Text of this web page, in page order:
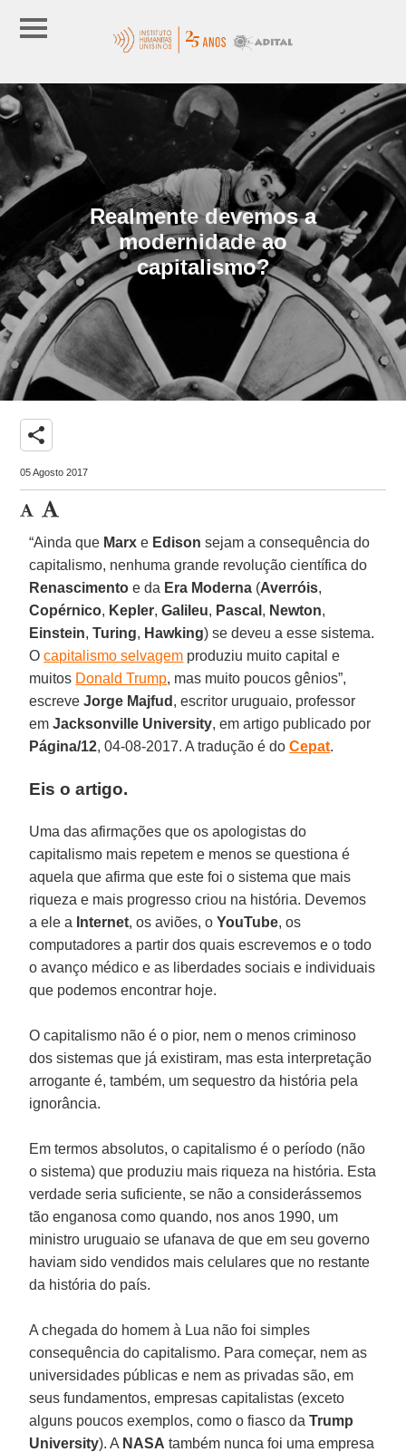
Realmente devemos a
modernidade ao
capitalismo?
share
05 Agosto 2017
“Ainda que Marx e Edison sejam a consequência do
capitalismo, nenhuma grande revolução científica do
Renascimento e da Era Moderna (Averróis,
Copérnico, Kepler,Galileu, Pascal , Newton,
Einstein,Turing, Hawking) se deveu a esse sistema.
Ocapitalismo selvagem produziu muito capital e
muitos Donald Trump, mas muito poucos gênios”,
escreveJorge Majfud , escritor uruguaio, professor
emJacksonville University, em artigo publicado por
Página/12, 04-08-2017. A tradução é doCepat.
Eis o artigo.
Uma das afirmações que os apologistas do
capitalismo mais repetem e menos se questiona é
aquela que afirma que este foi o sistema que mais
riqueza e mais progresso criou na história. Devemos
a ele a Internet, os aviões, oYouTube, os
computadores a partir dos quais escrevemos e o todo
o avanço médico e as liberdades sociais e individuais
que podemos encontrar hoje.
O capitalismo não é o pior, nem o menos criminoso
dos sistemas que já existiram, mas esta interpretação
arrogante é, também, um sequestro da história pela
ignorância.
Em termos absolutos, o capitalismo é o período (não
o sistema) que produziu mais riqueza na história. Esta
verdade seria suficiente, se não a considerássemos
tão enganosa como quando, nos anos 1990, um
ministro uruguaio se ufanava de que em seu governo
haviam sido vendidos mais celulares que no restante
da história do país.
A chegada do homem à Lua não foi simples
consequência do capitalismo. Para começar, nem as
universidades públicas e nem as privadas são, em
seus fundamentos, empresas capitalistas (exceto
alguns poucos exemplos, como o fiasco daTrump
University). A NASA também nunca foi uma empresa